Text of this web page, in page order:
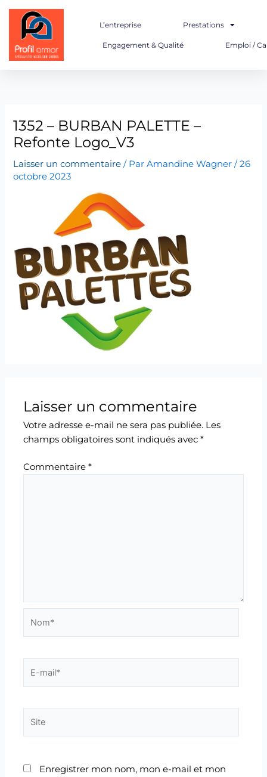
Aller
contenu
L’entreprise Prestations
Engagement & Qualité Emploi /
1352 – BURBAN PALETTE –
Refonte Logo_V3
Laisser un commentaire / ParAmandine Wagner/26
octobre 2023
Laisser un commentaire
Votre adresse e-mail ne sera pas publiée. Les
champs obligatoires sont indiqués avec*
Commentaire*
mail*
Enregistrer mon nom, mon e-mail et mon